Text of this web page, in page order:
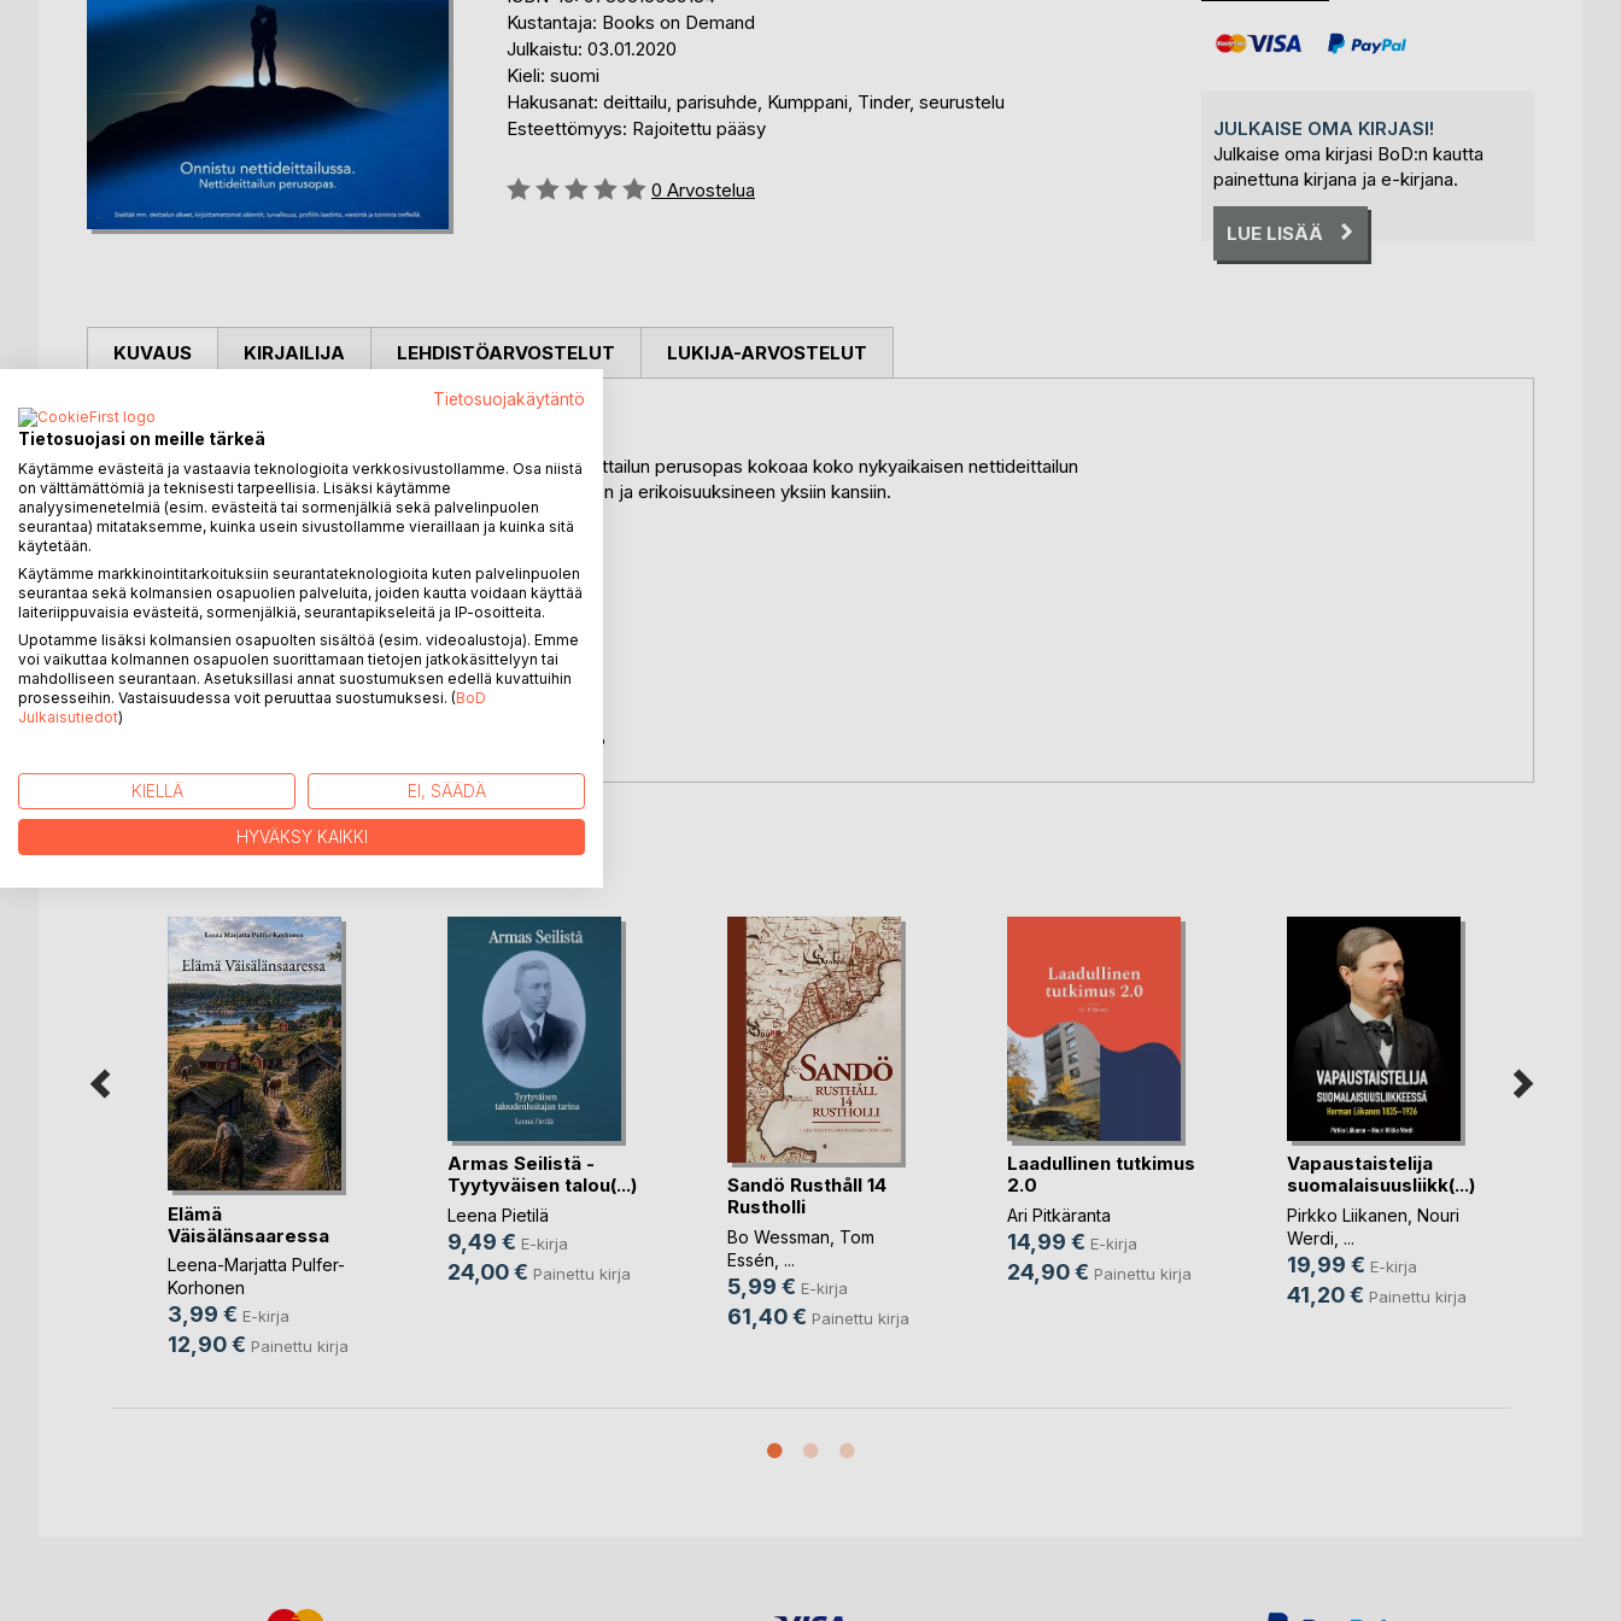
Kustantaja: Books on Demand
Julkaistu: 03.01.2020
Kieli: suomi
Hakusanat: deittailu, parisuhde, Kumppani, Tinder, seurustelu
Esteettömyys: Rajoitettu pääsy
Arvostelu::
0 Arvostelua
JULKAISE OMA KIRJASI!
Julkaise oma kirjasi BoD:n kautta
painettuna kirjana ja e-kirjana.
LUE LISÄÄ
KUVAUS
Odotettu kirja vihdoin saatavilla!
Rakkautta ensiklikkauksella: Onnistu Deittailussa - Nettideittailun perusopas kokoaa koko nykyaikaisen nettideittailun
tapoineen, menetelmineen, mahdollisuuksineen, vaaroineen ja erikoisuuksineen yksiin kansiin.
Kirja sisältää vinkit esimerkiksi seuraaviin tilanteisiin:
- Mistä kaikkialta voin etsiä itselleni seuraa?
- Minkälainen profiili toimii?
- Minkälaisia viestejä kannattaa lähettää?
- Nettideittailun etiketit ja tavat
- Kuinka parannan nettideittailun turvallisuutta?
- Kuinka valmistaudun treffeille?
- Mistä ylipäätään tiedän minkälaisen kumppanin tarvitsen?
KIRJAILIJA LEHDISTÖARVOSTELUT LUKIJA-ARVOSTELUT
LISÄÄ KIRJOJA BoD:LLA
Elämä
Väisälänsaaressa
Leena-Marjatta Pulfer-
Korhonen
3,99 € E-kirja
12,90 € Painettu kirja
Armas Seilistä -
Tyytyväisen talou(...)
Leena Pietilä
9,49 € E-kirja
24,00 € Painettu kirja
Sandö Rusthåll 14
Rustholli
Bo Wessman Tom
Essén , ...
5,99 € E-kirja
61,40 € Painettu kirja
Laadullinen tutkimus
2.0
Ari Pitkäranta
14,99 € E-kirja
24,90 € Painettu kirja
Vapaustaistelija
suomalaisuusliikk(...)
Pirkko Liikanen Nouri
Werdi , ...
19,99 € E-kirja
41,20 € Painettu kirja
Tietosuojakäytäntö
Tietosuojasi on meille tärkeä
Käytämme evästeitä ja vastaavia teknologioita verkkosivustollamme. Osa niistä
on välttämättömiä ja teknisesti tarpeellisia. Lisäksi käytämme
analyysimenetelmiä (esim. evästeitä tai sormenjälkiä sekä palvelinpuolen
seurantaa) mitataksemme, kuinka usein sivustollamme vieraillaan ja kuinka sitä
käytetään.
Käytämme markkinointitarkoituksiin seurantateknologioita kuten palvelinpuolen
seurantaa sekä kolmansien osapuolien palveluita, joiden kautta voidaan käyttää
laiteriippuvaisia evästeitä, sormenjälkiä, seurantapikseleitä ja IP-osoitteita.
Upotamme lisäksi kolmansien osapuolten sisältöä (esim. videoalustoja). Emme
voi vaikuttaa kolmannen osapuolen suorittamaan tietojen jatkokäsittelyyn tai
mahdolliseen seurantaan. Asetuksillasi annat suostumuksen edellä kuvattuihin
prosesseihin. Vastaisuudessa voit peruuttaa suostumuksesi. (BoD
Julkaisutiedot)
KIELLÄ EI, SÄÄDÄ
HYVÄKSY KAIKKI